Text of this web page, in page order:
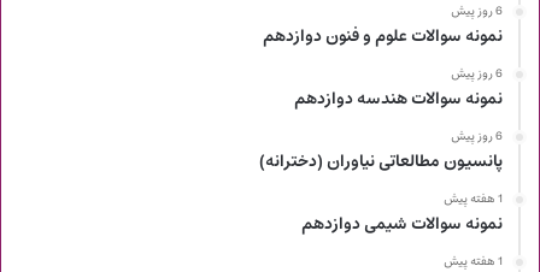
6 روز پیش
نمونه سوالات علوم و فنون دوازدهم
6 روز پیش
نمونه سوالات هندسه دوازدهم
6 روز پیش
پانسیون مطالعاتی نیاوران (دخترانه)
1 هفته پیش
نمونه سوالات شیمی دوازدهم
1 هفته پیش